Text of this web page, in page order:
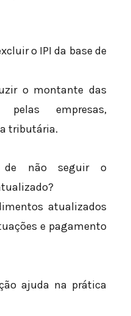
o IPI da base de
o montante das
pelas empresas,
tributária.
não seguir o
atualizados
e pagamento
ajuda na prática